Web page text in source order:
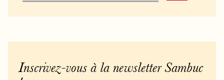
Inscrivez-vous à la newsletter Sambuc